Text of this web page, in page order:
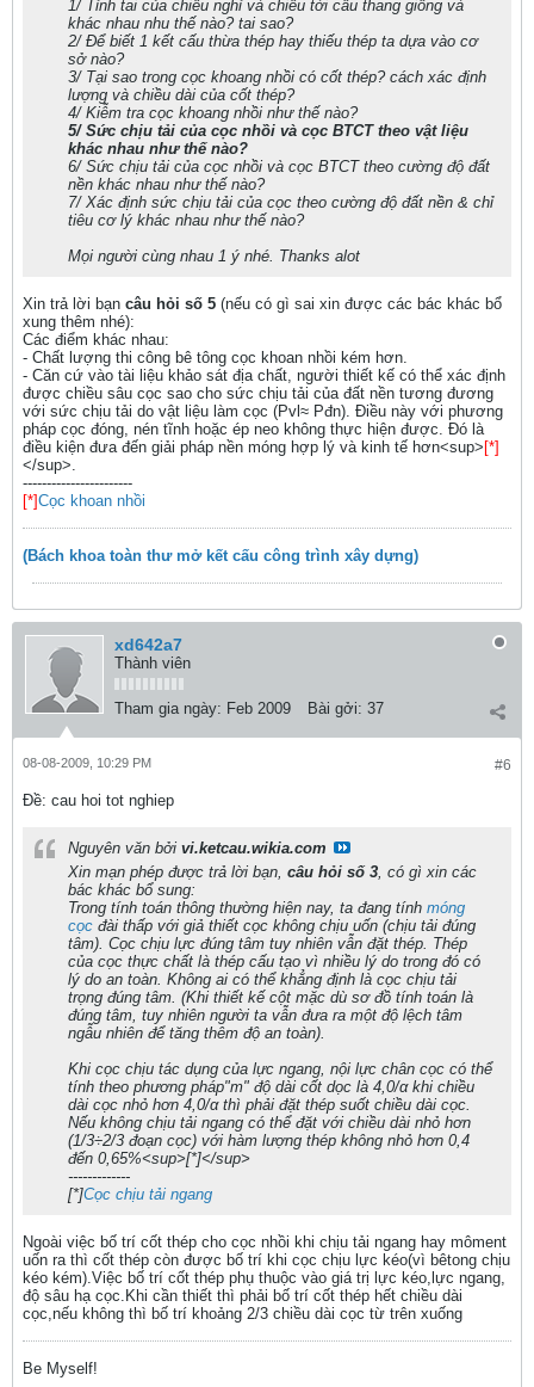
1/ Tỉnh tai của chiếu nghỉ và chiếu tới cầu thang giống và
khác nhau nhu thế nào? tai sao?
2/ Để biết 1 kết cấu thừa thép hay thiếu thép ta dựa vào cơ
sở nào?
3/ Tại sao trong cọc khoang nhồi có cốt thép? cách xác định
lượng và chiều dài của cốt thép?
4/ Kiễm tra cọc khoang nhồi như thế nào?
5/ Sức chịu tải của cọc nhồi và cọc BTCT theo vật liệu
khác nhau như thế nào?
6/ Sức chịu tải của cọc nhồi và cọc BTCT theo cường độ đất
nền khác nhau như thế nào?
7/ Xác định sức chịu tải của cọc theo cường độ đất nền & chỉ
tiêu cơ lý khác nhau như thế nào?
Mọi người cùng nhau 1 ý nhé. Thanks alot
Xin trả lời bạn câu hỏi số 5 (nếu có gì sai xin được các bác khác bổ
xung thêm nhé):
Các điểm khác nhau:
- Chất lượng thi công bê tông cọc khoan nhồi kém hơn.
- Căn cứ vào tài liệu khảo sát địa chất, người thiết kế có thể xác định
được chiều sâu cọc sao cho sức chịu tải của đất nền tương đương
với sức chịu tải do vật liệu làm cọc (Pvl≈ Pđn). Điều này với phương
pháp cọc đóng, nén tĩnh hoặc ép neo không thực hiện được. Đó là
điều kiện đưa đến giải pháp nền móng hợp lý và kinh tế hơn<sup> [*]
</sup>.
-----------------------
[*]Cọc khoan nhồi
(Bách khoa toàn thư mở kết cấu công trình xây dựng)
xd642a7
Thành viên
Tham gia ngày: Feb 2009 Bài gởi: 37
#6
08-08-2009, 10:29 PM
Ðề: cau hoi tot nghiep
Nguyên văn bởi vi.ketcau.wikia.com
Xin mạn phép được trả lời bạn, câu hỏi số 3, có gì xin các
bác khác bổ sung:
Trong tính toán thông thường hiện nay, ta đang tính móng
cọc đài thấp với giả thiết cọc không chịu uốn (chịu tải đúng
tâm). Cọc chịu lực đúng tâm tuy nhiên vẫn đặt thép. Thép
của cọc thực chất là thép cấu tạo vì nhiều lý do trong đó có
lý do an toàn. Không ai có thể khẳng định là cọc chịu tải
trọng đúng tâm. (Khi thiết kế cột mặc dù sơ đồ tính toán là
đúng tâm, tuy nhiên người ta vẫn đưa ra một độ lệch tâm
ngẫu nhiên để tăng thêm độ an toàn).
Khi cọc chịu tác dụng của lực ngang, nội lực chân cọc có thể
tính theo phương pháp"m" độ dài cốt dọc là 4,0/α khi chiều
dài cọc nhỏ hơn 4,0/α thì phải đặt thép suốt chiều dài cọc.
Nếu không chịu tải ngang có thể đặt với chiều dài nhỏ hơn
(1/3÷2/3 đoạn cọc) với hàm lượng thép không nhỏ hơn 0,4
đến 0,65%<sup>[*]</sup>
-------------
[*]Cọc chịu tải ngang
Ngoài việc bố trí cốt thép cho cọc nhồi khi chịu tải ngang hay môment
uốn ra thì cốt thép còn được bố trí khi cọc chịu lực kéo(vì bêtong chịu
kéo kém).Việc bố trí cốt thép phụ thuộc vào giá trị lực kéo,lực ngang,
độ sâu hạ cọc.Khi cần thiết thì phải bố trí cốt thép hết chiều dài
cọc,nếu không thì bố trí khoảng 2/3 chiều dài cọc từ trên xuống
Be Myself!